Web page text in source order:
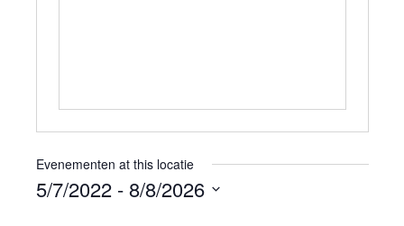
Evenementen at this locatie
5/7/2022 - 8/8/2026